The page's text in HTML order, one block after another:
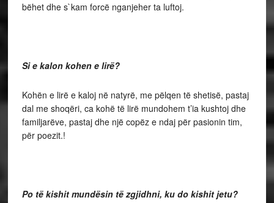
bëhet dhe s`kam forcë nganjeher ta luftoj.
Si e kalon kohen e lirë?
Kohën e lirë e kaloj në natyrë, me pëlqen të shetisë, pastaj
dal me shoqëri, ca kohë të lirë mundohem t’ia kushtoj dhe
familjarëve, pastaj dhe një copëz e ndaj për pasionin tim,
për poezit.!
Po të kishit mundësin të zgjidhni, ku do kishit jetu?